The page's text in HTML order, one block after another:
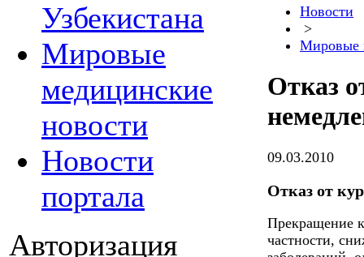
Узбекистана
Мировые
медицинские
новости
Новости
портала
Авторизация
Новости
>
Мировые
Отказ
09.03.2010
Отказ от
Прекращение
частности,